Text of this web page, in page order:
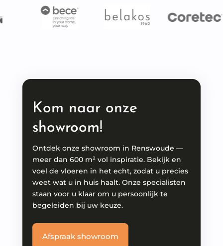
Kom naar onze
showroom!
Ontdek onze showroom in Renswoude —
meer dan 600 m² vol inspiratie. Bekijk en
voel de vloeren in het echt, zodat u precies
weet wat u in huis haalt. Onze specialisten
staan voor u klaar om u persoonlijk te
begeleiden bij uw keuze.
Afspraak showroom